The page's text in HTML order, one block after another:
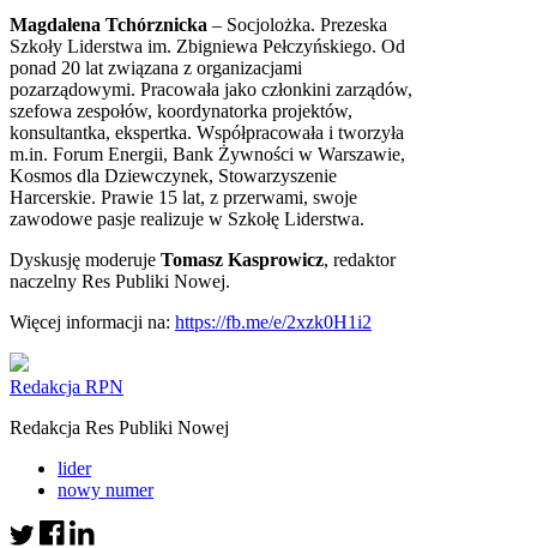
Magdalena Tchórznicka – Socjolożka. Prezeska
Szkoły Liderstwa im. Zbigniewa Pełczyńskiego. Od
ponad 20 lat związana z organizacjami
pozarządowymi. Pracowała jako członkini zarządów,
szefowa zespołów, koordynatorka projektów,
konsultantka, ekspertka. Współpracowała i tworzyła
m.in. Forum Energii, Bank Żywności w Warszawie,
Kosmos dla Dziewczynek, Stowarzyszenie
Harcerskie. Prawie 15 lat, z przerwami, swoje
zawodowe pasje realizuje w Szkołę Liderstwa.
Dyskusję moderuje Tomasz Kasprowicz, redaktor
naczelny Res Publiki Nowej.
Więcej informacji na: https://fb.me/e/2xzk0H1i2
Redakcja RPN
Redakcja Res Publiki Nowej
lider
nowy numer